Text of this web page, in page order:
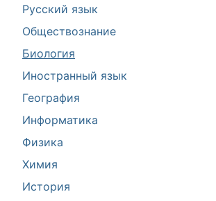
Русский язык
Обществознание
Биология
Иностранный язык
География
Информатика
Физика
Химия
История